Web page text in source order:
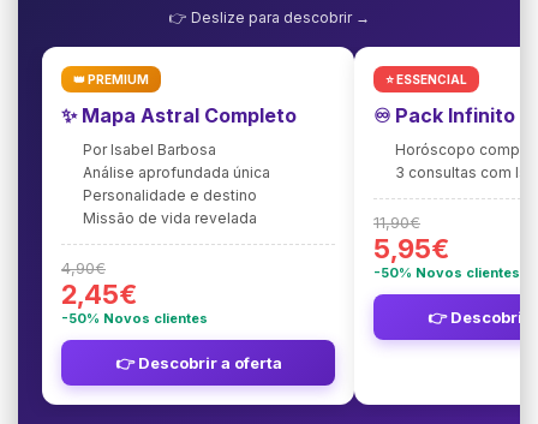
👉 Deslize para descobrir →
👑 PREMIUM
✨ Mapa Astral Completo
Por Isabel Barbosa
Análise aprofundada única
Personalidade e destino
Missão de vida revelada
4,90€
2,45€
-50% Novos clientes
👉 Descobrir a oferta
⭐ ESSENCIAL
♾️ Pack Infinito
Horóscopo
3 consultas com
11,90€
5,95€
-50% Novos clientes
👉 Descobrir